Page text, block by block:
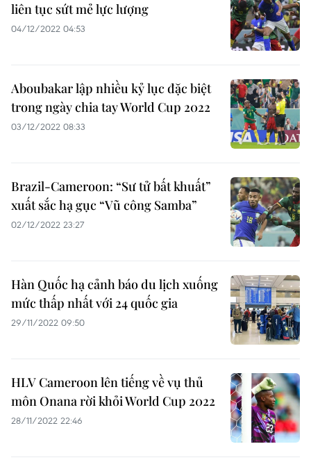
liên tục sứt mẻ lực lượng
04/12/2022 04:53
Aboubakar lập nhiều kỷ lục đặc biệt
trong ngày chia tay World Cup 2022
03/12/2022 08:33
Brazil-Cameroon: “Sư tử bất khuất”
xuất sắc hạ gục “Vũ công Samba”
02/12/2022 23:27
Hàn Quốc hạ cảnh báo du lịch xuống
mức thấp nhất với 24 quốc gia
29/11/2022 09:50
HLV Cameroon lên tiếng về vụ thủ
môn Onana rời khỏi World Cup 2022
28/11/2022 22:46